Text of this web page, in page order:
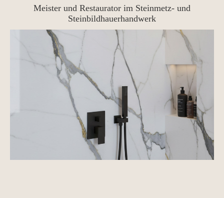
Meister und Restaurator im Steinmetz- und
Steinbildhauerhandwerk